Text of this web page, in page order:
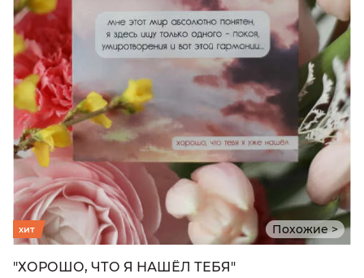
Похожие >
хит
"ХОРОШО, ЧТО Я НАШЁЛ ТЕБЯ"